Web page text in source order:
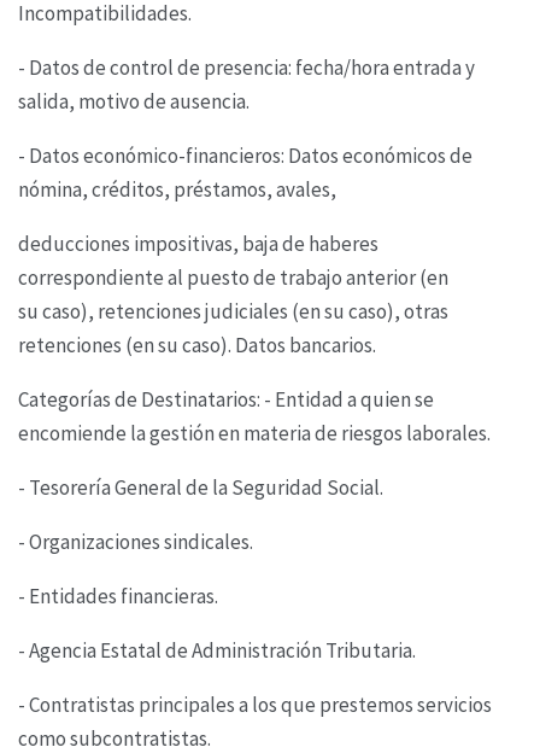
Incompatibilidades.
- Datos de control de presencia: fecha/hora entrada y
salida, motivo de ausencia.
- Datos económico-financieros: Datos económicos de
nómina, créditos, préstamos, avales,
deducciones impositivas, baja de haberes
correspondiente al puesto de trabajo anterior (en
su caso), retenciones judiciales (en su caso), otras
retenciones (en su caso). Datos bancarios.
Categorías de Destinatarios: - Entidad a quien se
encomiende la gestión en materia de riesgos laborales.
- Tesorería General de la Seguridad Social.
- Organizaciones sindicales.
- Entidades financieras.
- Agencia Estatal de Administración Tributaria.
- Contratistas principales a los que prestemos servicios
como subcontratistas.